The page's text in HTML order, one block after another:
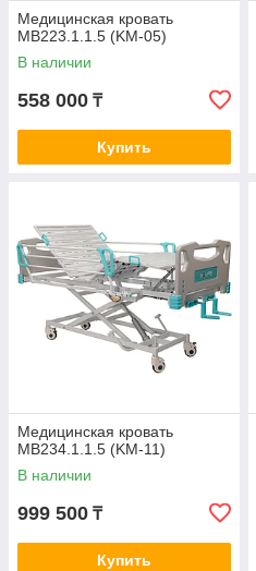
Медицинская кровать
МВ223.1.1.5 (KM-05)
В наличии
558 000 ₸
Купить
Медицинская кровать
MB234.1.1.5 (KM-11)
В наличии
999 500 ₸
Купить